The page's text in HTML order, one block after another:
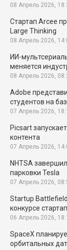
08 Апрель 2026,
Стартап Arcee
Large Thinking
08 Апрель 2026,
ИИ-
меняется
08 Апрель 2026,
Adobe
студентов на
07 Апрель 2026,
Picsart
контента
07 Апрель 2026,
NHTSA
парковки Tesla
07 Апрель 2026,
Startup
конкурсе
06 Апрель 2026,
SpaceX
орбитальных